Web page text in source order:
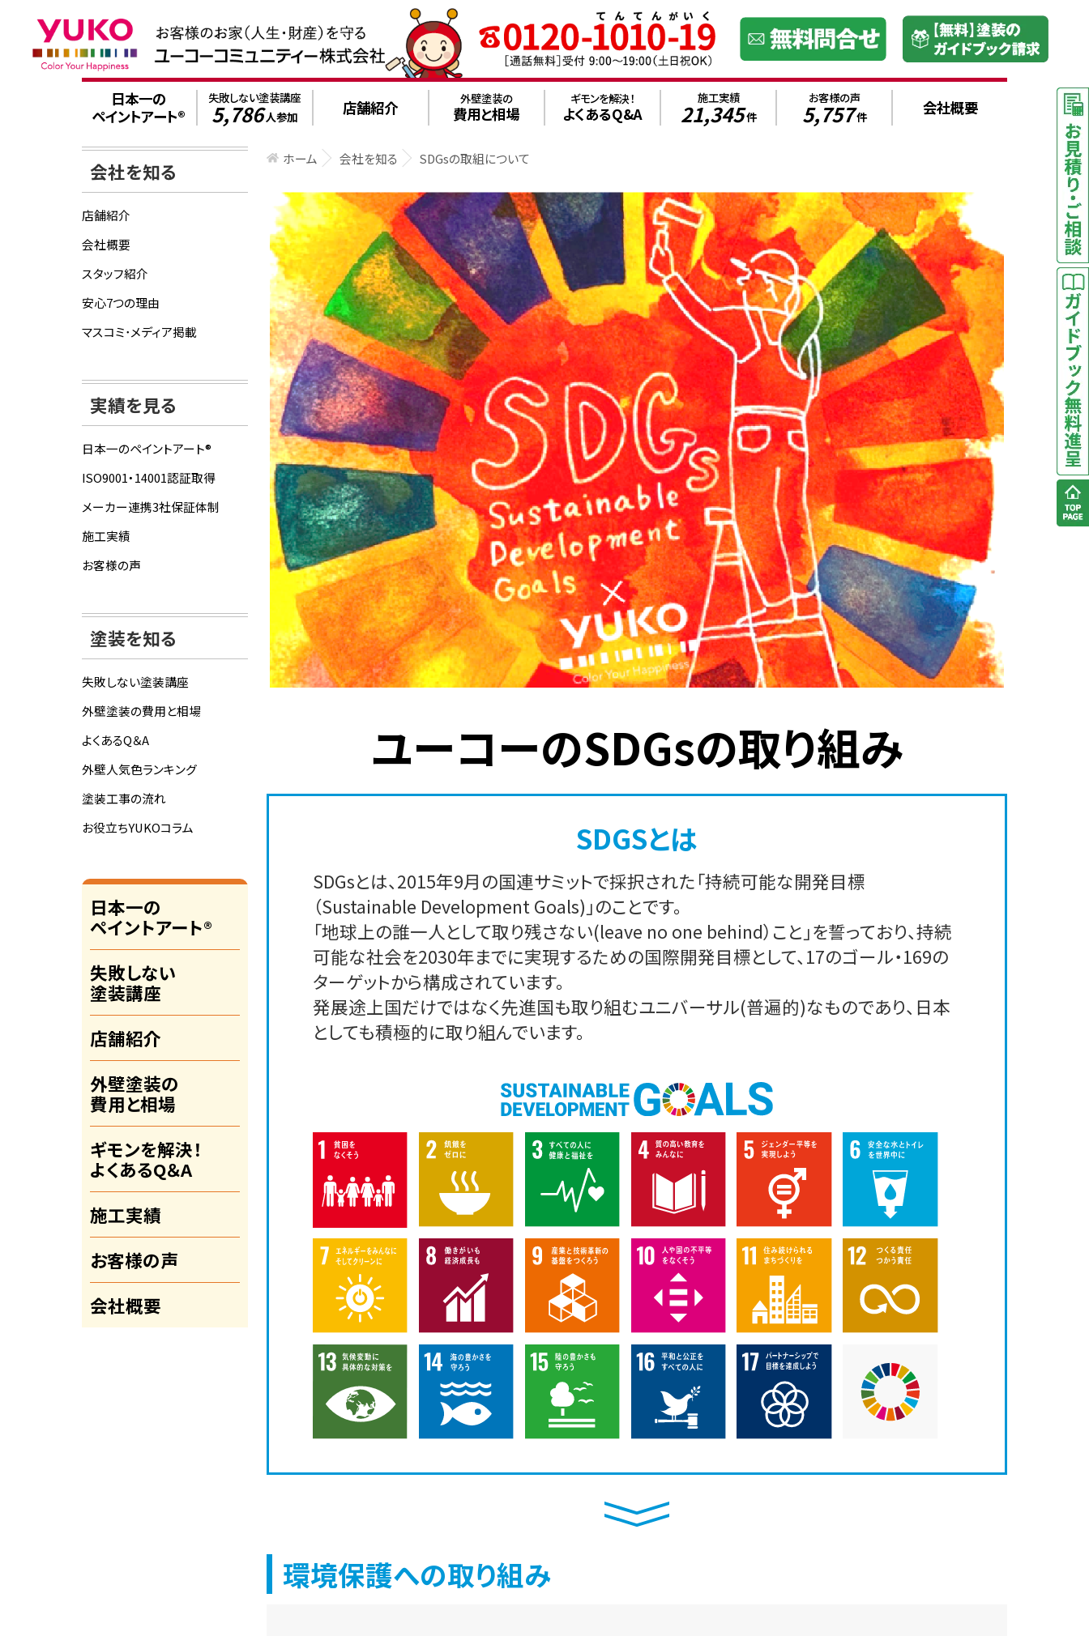
日本一の
ペイントアート®
失敗しない塗装講座
5,786人参加 店舗紹介 外壁塗装の
費用と相場
ギモンを解決！
よくあるQ&A
施工実績
21,345件
お客様の声
5,757件 会社概要
ホーム 会社を知る SDGsの取組について
ユーコーのSDGsの取り組み
SDGSとは
SDGsとは、2015年9月の国連サミットで採択された「持続可能な開発目標
（Sustainable Development Goals)」のことです。
「地球上の誰一人として取り残さない(leave no one behind）こと」を誓っており、持続
可能な社会を2030年までに実現するための国際開発目標として、17のゴール・169の
ターゲットから構成されています。
発展途上国だけではなく先進国も取り組むユニバーサル(普遍的)なものであり、日本
としても積極的に取り組んでいます。
環境保護への取り組み
会社を知る
店舗紹介
会社概要
スタッフ紹介
安心7つの理由
マスコミ･メディア掲載
実績を見る
日本一のペイントアート®
ISO9001・14001認証取得
メーカー連携3社保証体制
施工実績
お客様の声
塗装を知る
失敗しない塗装講座
外壁塗装の費用と相場
よくあるQ＆A
外壁人気色ランキング
塗装工事の流れ
お役立ちYUKOコラム
日本一の
ペイントアート®
失敗しない
塗装講座
店舗紹介
外壁塗装の
費用と相場
ギモンを解決！
よくあるQ＆A
施工実績
お客様の声
会社概要